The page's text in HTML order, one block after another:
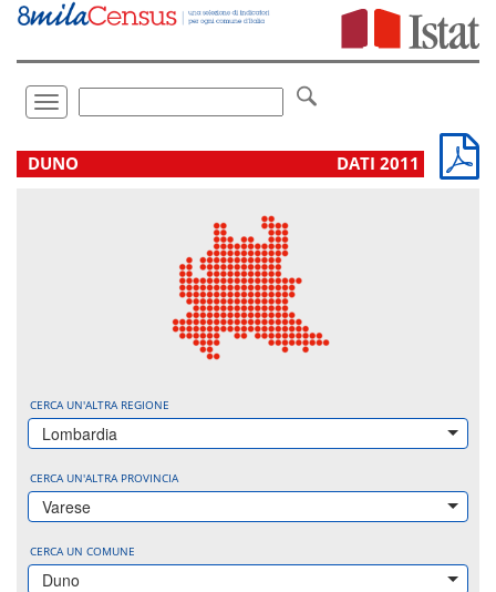
Vai
direttamente
Toggle
navigation
.
DUNO DATI 2011
CERCA UN'ALTRA REGIONE
Lombardia
CERCA UN'ALTRA PROVINCIA
Varese
CERCA UN COMUNE
Duno